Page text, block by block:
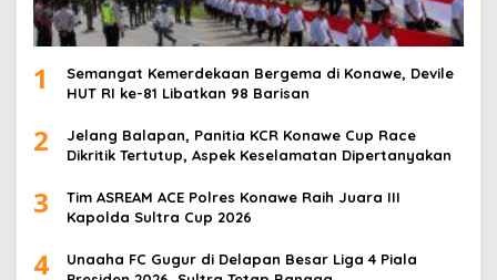
1
Semangat Kemerdekaan Bergema di Konawe, Devile
HUT RI ke-81 Libatkan 98 Barisan
2
Jelang Balapan, Panitia KCR Konawe Cup Race
Dikritik Tertutup, Aspek Keselamatan Dipertanyakan
3
Tim ASREAM ACE Polres Konawe Raih Juara III
Kapolda Sultra Cup 2026
4
Unaaha FC Gugur di Delapan Besar Liga 4 Piala